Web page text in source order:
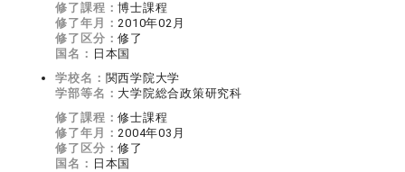
修了課程：博士課程
修了年月：2010年02月
修了区分：修了
国名： 日本国
学校名： 関西学院大学
学部等名： 大学院総合政策研究科
修了課程：修士課程
修了年月：2004年03月
修了区分：修了
国名： 日本国